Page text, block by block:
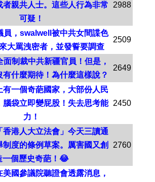
者親共人士。這些人行為非常
可疑！
2988
員，swalwell被中共女間諜色
大罵洩密者，並發誓要調查
2509
面制裁中共新疆官員！但是，
有什麼期待！為什麼這樣說？
2649
有一個奇葩國家，大部份人民
腦袋立即變屁股！失去思考能
力！
2450
香港人大立法會」今天三讀通
制度的條例草案。厲害國又創
一個歷史奇葩！😂
2760
國參議院聽證會透露消息，